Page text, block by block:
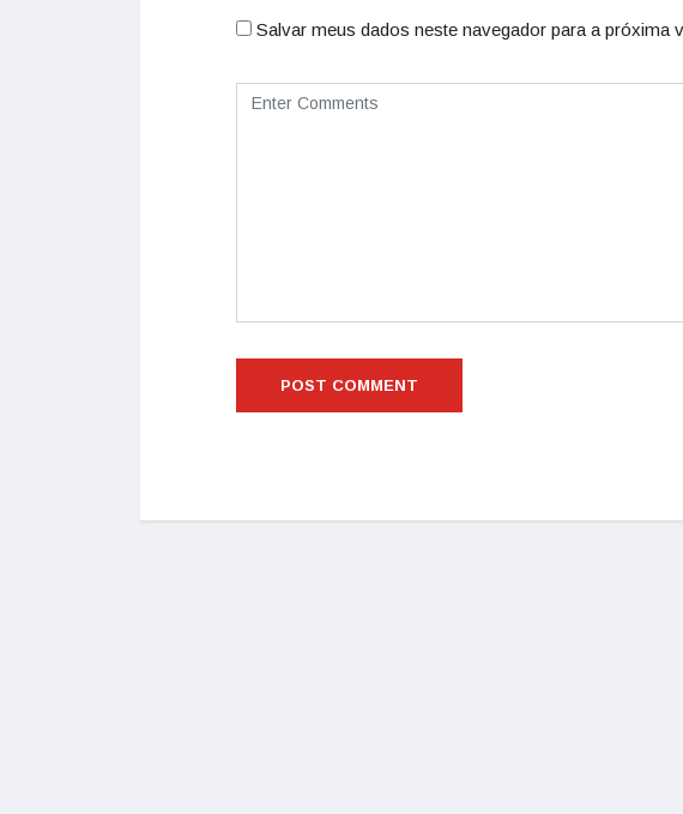
Salvar meus dados neste navegador para a próxima